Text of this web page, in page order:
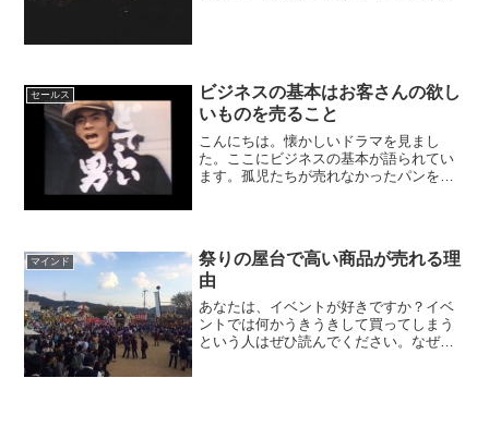
セールス
ビジネスの基本はお客さんの欲し
いものを売ること
こんにちは。懐かしいドラマを見まし
た。ここにビジネスの基本が語られてい
ます。孤児たちが売れなかったパンを主
マインド
祭りの屋台で高い商品が売れる理
由
あなたは、イベントが好きですか？イベ
ントでは何かうきうきして買ってしまう
という人はぜひ読んでください。なぜ人